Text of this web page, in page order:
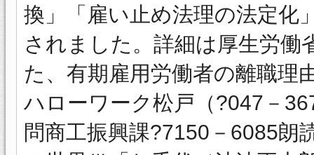
換」「雇い止め法理の法定化
されました。詳細は厚生労
た、有期雇用労働者の離職理
ハローワーク松戸（?047－
問商工振興課?7150－6085朗